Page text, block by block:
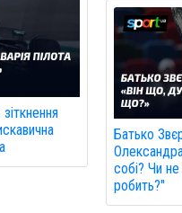
зіткнення
Батько
собі? Чи
робить?"